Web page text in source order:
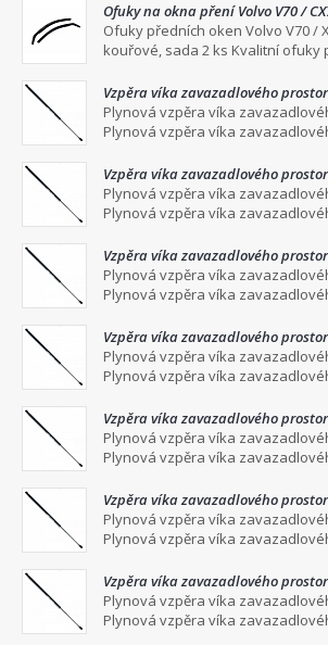
Ofuky na okna pření Volvo V70 /
Ofuky předních oken Volvo V70 /
kouřové, sada 2 ks Kvalitní ofuky
Vzpěra víka zavazadlového
Plynová vzpěra víka
Plynová vzpěra víka
Vzpěra víka zavazadlového
Plynová vzpěra víka
Plynová vzpěra víka
Vzpěra víka zavazadlového
Plynová vzpěra víka
Plynová vzpěra víka
Vzpěra víka zavazadlového
Plynová vzpěra víka
Plynová vzpěra víka
Vzpěra víka zavazadlového
Plynová vzpěra víka
Plynová vzpěra víka
Vzpěra víka zavazadlového
Plynová vzpěra víka
Plynová vzpěra víka
Vzpěra víka zavazadlového
Plynová vzpěra víka
Plynová vzpěra víka